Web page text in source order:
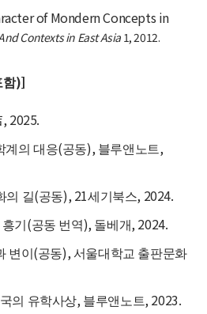
of Mondern Concepts in
Contexts in East Asia 1, 2012.
함)]
2025.
계의 대응(공동), 블루앤노트,
의 길(공동), 21세기북스, 2024.
기(공동 번역), 돌베개, 2024.
변이(공동), 서울대학교 출판문화
의 유학사상, 블루앤노트, 2023.